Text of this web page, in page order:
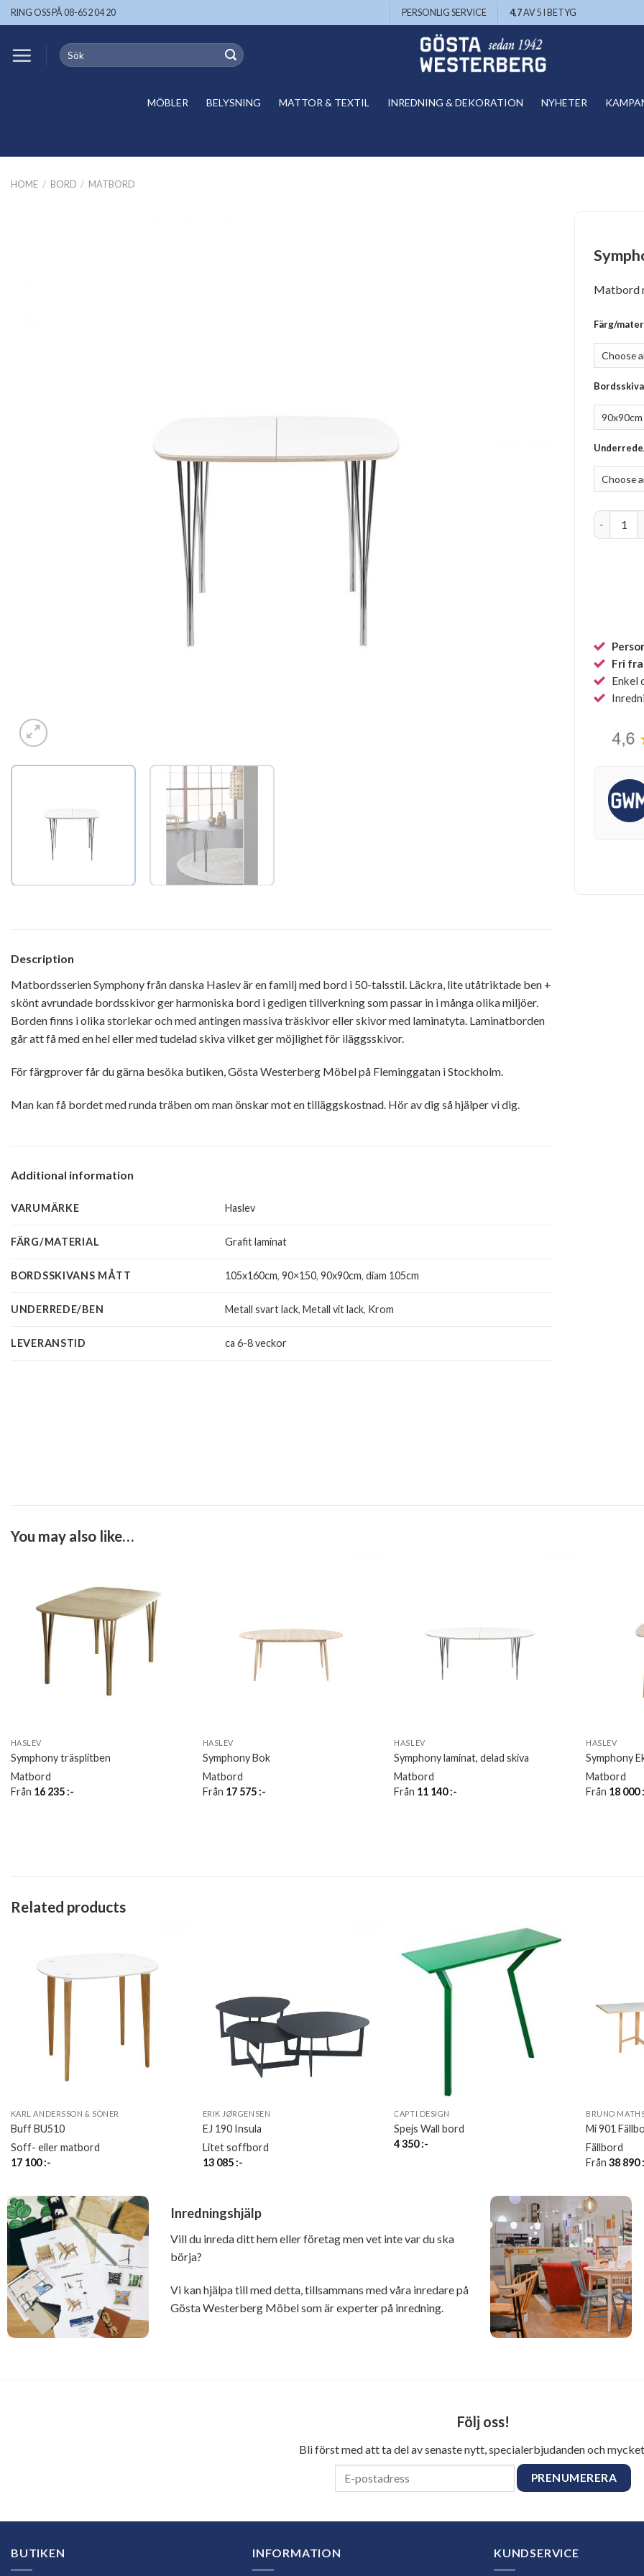
Skip
to
RING OSS PÅ 08-652 04 20 PERSONLIG SERVICE 4,7AV 5 I BETYG
Search
for:
MÖBLER BELYSNING MATTOR & TEXTIL INREDNING & DEKORATION NYHETER
HOME / BORD / MATBORD
Description
Matbordsserien Symphony från danska Haslev är en familj med bord i 50-talsstil. Läckra, lite utåtriktade ben +
skönt avrundade bordsskivor ger harmoniska bord i gedigen tillverkning som passar in i många olika miljöer.
Borden finns i olika storlekar och med antingen massiva träskivor eller skivor med laminatyta. Laminatborden
går att få med en hel eller med tudelad skiva vilket ger möjlighet för iläggsskivor.
För färgprover får du gärna besöka butiken, Gösta Westerberg Möbel på Fleminggatan i Stockholm.
Man kan få bordet med runda träben om man önskar mot en tilläggskostnad. Hör av dig så hjälper vi dig.
Additional information
VARUMÄRKE Haslev
FÄRG/MATERIAL Grafit laminat
BORDSSKIVANS MÅTT 105x160cm,90×150,90x90cm,diam 105cm
UNDERREDE/BEN Metall svart lack,Metall vit lack, Krom
LEVERANSTID ca 6-8 veckor
Matbord
Färg/
Fri
Enkel
You may also like…
HASLEV
Symphony träsplitben
Matbord
Från 16 235 :-
HASLEV
Symphony Bok
Matbord
Från 17 575 :-
HASLEV
Symphony laminat, delad skiva
Matbord
Från 11 140:-
HASLEV
Symphony
Matbord
Från 18 000
Related products
KARL ANDERSSON & SÖNER
Buff BU510
Soff- eller matbord
17 100:-
ERIK JØRGENSEN
EJ 190 Insula
Litet soffbord
13 085 :-
CAPTI DESIGN
Spejs Wall bord
4 350:-
BRUNO
Mi 901
Fällbord
Från38 890
Inredningshjälp
Vill du inreda ditt hem eller företag men vet inte var du ska
börja?
Vi kan hjälpa till med detta, tillsammans med våra inredare på
Gösta Westerberg Möbel som är experter på inredning.
Följ oss!
Bli först med att ta del av senaste nytt, specialerbjudanden och
BUTIKEN INFORMATION KUNDSERVICE